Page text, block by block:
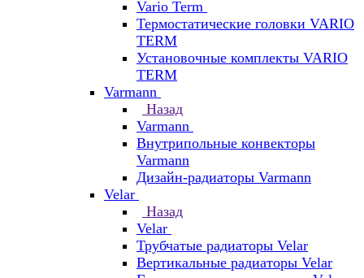
Vario Term
Термостатические головки VARIO
TERM
Установочные комплекты VARIO
TERM
Varmann
Назад
Varmann
Внутрипольные конвекторы
Varmann
Дизайн-радиаторы Varmann
Velar
Назад
Velar
Трубчатые радиаторы Velar
Вертикальные радиаторы Velar